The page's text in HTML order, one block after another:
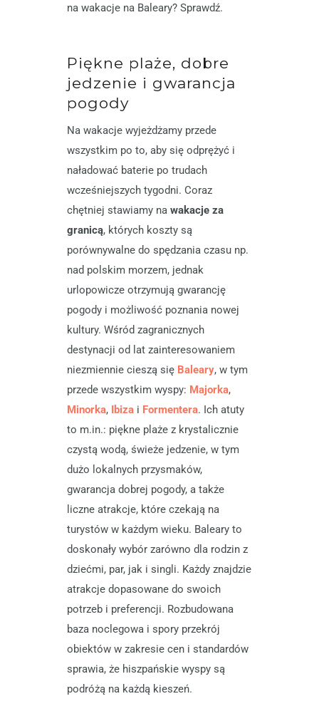
na wakacje na Baleary? Sprawdź.
Piękne plaże, dobre
jedzenie i gwarancja
pogody
Na wakacje wyjeżdżamy przede
wszystkim po to, aby się odprężyć i
naładować baterie po trudach
wcześniejszych tygodni. Coraz
chętniej stawiamy na wakacje za
granicą, których koszty są
porównywalne do spędzania czasu np.
nad polskim morzem, jednak
urlopowicze otrzymują gwarancję
pogody i możliwość poznania nowej
kultury. Wśród zagranicznych
destynacji od lat zainteresowaniem
niezmiennie cieszą się Baleary, w tym
przede wszystkim wyspy: Majorka,
Minorka, Ibiza i Formentera. Ich atuty
to m.in.: piękne plaże z krystalicznie
czystą wodą, świeże jedzenie, w tym
dużo lokalnych przysmaków,
gwarancja dobrej pogody, a także
liczne atrakcje, które czekają na
turystów w każdym wieku. Baleary to
doskonały wybór zarówno dla rodzin z
dziećmi, par, jak i singli. Każdy znajdzie
atrakcje dopasowane do swoich
potrzeb i preferencji. Rozbudowana
baza noclegowa i spory przekrój
obiektów w zakresie cen i standardów
sprawia, że hiszpańskie wyspy są
podróżą na każdą kieszeń.